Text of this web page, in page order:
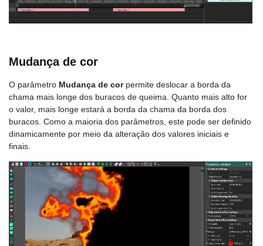
Mudança de cor
O parâmetro Mudança de corpermite deslocar a borda da
chama mais longe dos buracos de queima. Quanto mais alto for
o valor, mais longe estará a borda da chama da borda dos
buracos. Como a maioria dos parâmetros, este pode ser definido
dinamicamente por meio da alteração dos valores iniciais e
finais.